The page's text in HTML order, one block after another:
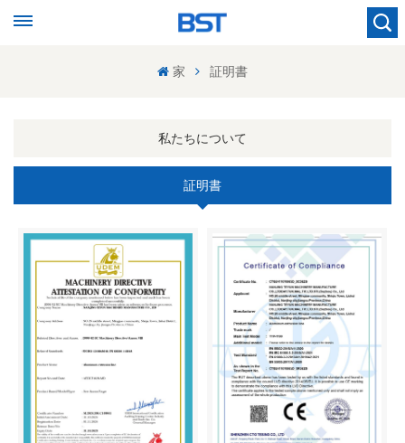
家 証明書
私たちについて
証明書